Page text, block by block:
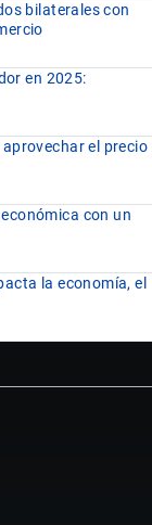
bilaterales con
en 2025:
el precio
con un
la economía, el